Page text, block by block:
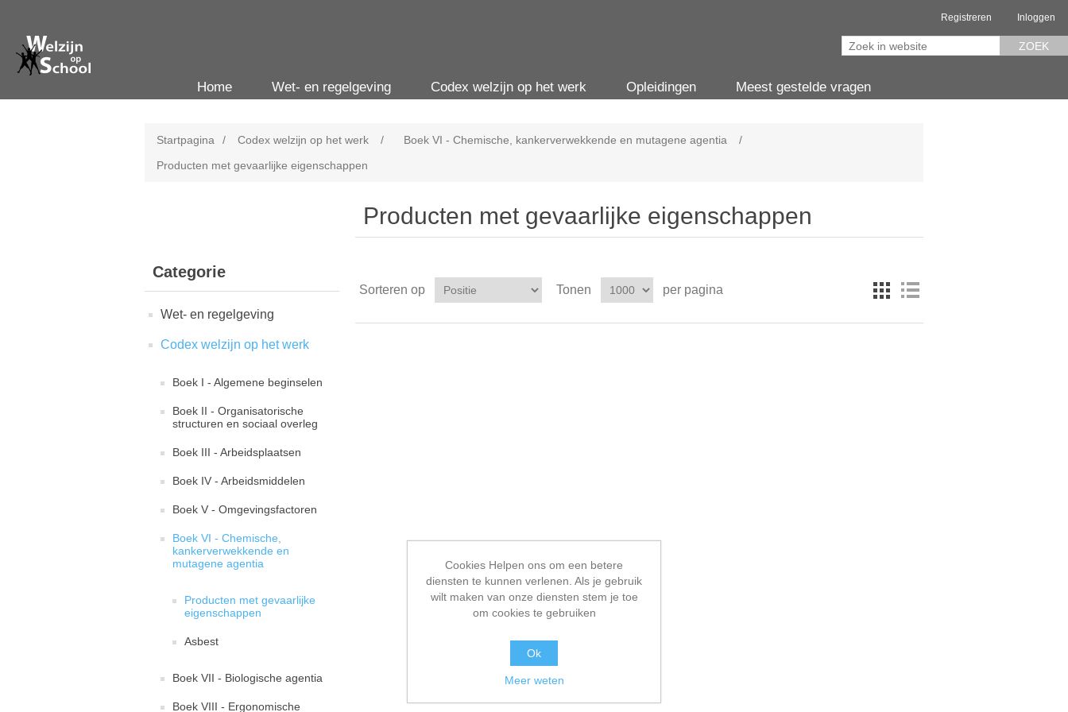
Registreren Inloggen
ZOEK
Home Wet- en regelgeving Codex welzijn op het werk Opleidingen Meest gestelde vragen
Startpagina / Codex welzijn op het werk / Boek VI - Chemische, kankerverwekkende en mutagene agentia
/
Producten met gevaarlijke eigenschappen
Categorie
Wet- en regelgeving
Codex welzijn op het werk
Boek I - Algemene beginselen
Boek II - Organisatorische
structuren en sociaal overleg
Boek III - Arbeidsplaatsen
Boek IV - Arbeidsmiddelen
Boek V - Omgevingsfactoren
Boek VI - Chemische,
kankerverwekkende en
mutagene agentia
Producten met gevaarlijke
eigenschappen
Asbest
Boek VII - Biologische agentia
Boek VIII - Ergonomische
Producten met gevaarlijke eigenschappen
Sorteren op Tonen per pagina
Cookies Helpen ons om een betere
diensten te kunnen verlenen. Als je gebruik
wilt maken van onze diensten stem je toe
om cookies te gebruiken
Ok
Meer weten